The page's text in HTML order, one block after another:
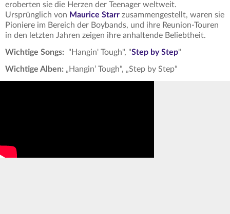
eroberten sie die Herzen der Teenager weltweit.
Ursprünglich von Maurice Starr zusammengestellt, waren sie
Pioniere im Bereich der Boybands, und ihre Reunion-Touren
in den letzten Jahren zeigen ihre anhaltende Beliebtheit.
Wichtige Songs: "Hangin' Tough", "Step by Step"
Wichtige Alben: „Hangin’ Tough“, „Step by Step“